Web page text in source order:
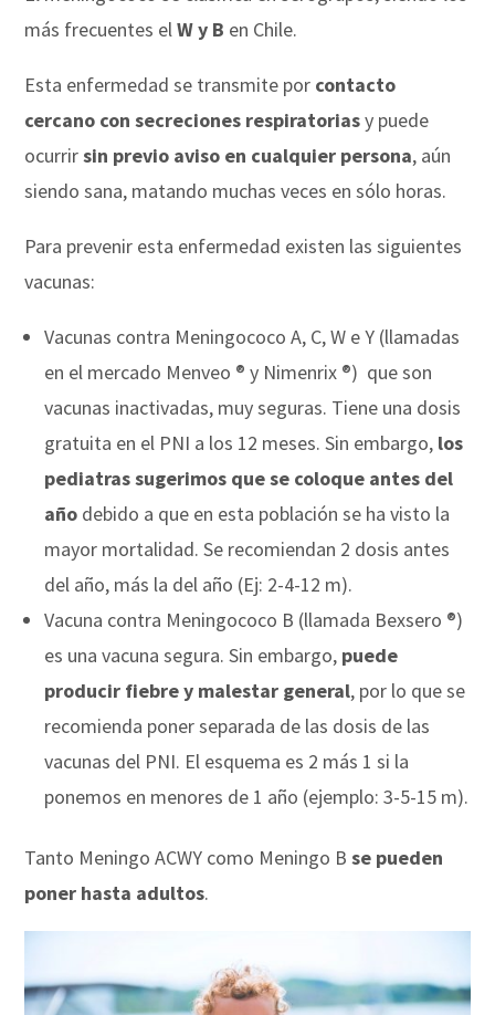
más frecuentes elW y B en Chile.
Esta enfermedad se transmite por contacto
cercano con secreciones respiratoriasy puede
ocurrirsin previo aviso en cualquier persona, aún
siendo sana, matando muchas veces en sólo horas.
Para prevenir esta enfermedad existen las siguientes
vacunas:
Vacunas contra Meningococo A, C, W e Y (llamadas
en el mercado Menveo ® y Nimenrix ®) que son
vacunas inactivadas, muy seguras. Tiene una dosis
gratuita en el PNI a los 12 meses. Sin embargo, los
pediatras sugerimos que se coloque antes del
año debido a que en esta población se ha visto la
mayor mortalidad. Se recomiendan 2 dosis antes
del año, más la del año (Ej: 2-4-12 m).
Vacuna contra Meningococo B (llamada Bexsero ®)
es una vacuna segura. Sin embargo, puede
producir fiebre y malestar general, por lo que se
recomienda poner separada de las dosis de las
vacunas del PNI. El esquema es 2 más 1 si la
ponemos en menores de 1 año (ejemplo: 3-5-15 m).
Tanto Meningo ACWY como Meningo Bse pueden
poner hasta adultos.